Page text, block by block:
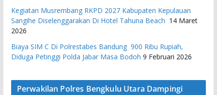
Kegiatan Musrembang RKPD 2027 ​Kabupaten Kepulauan
Sangihe Diselenggarakan Di Hotel Tahuna Beach 14 Maret
2026
Biaya SIM C Di Polrestabes Bandung 900 Ribu Rupiah,
Diduga Petinggi Polda Jabar Masa Bodoh 9 Februari 2026
Perwakilan Polres Bengkulu Utara Dampingi